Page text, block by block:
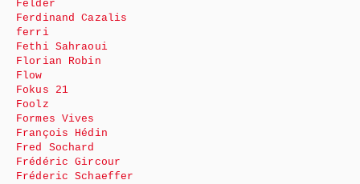
Felder
Ferdinand Cazalis
ferri
Fethi Sahraoui
Florian Robin
Flow
Fokus 21
Foolz
Formes Vives
François Hédin
Fred Sochard
Frédéric Gircour
Fréderic Schaeffer